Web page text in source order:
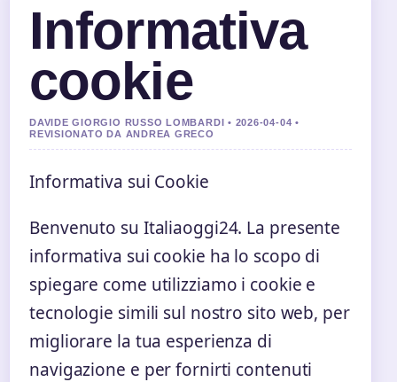
Informativa
cookie
DAVIDE GIORGIO RUSSO LOMBARDI • 2026-04-04 •
REVISIONATO DA ANDREA GRECO
Informativa sui Cookie
Benvenuto su Italiaoggi24. La presente
informativa sui cookie ha lo scopo di
spiegare come utilizziamo i cookie e
tecnologie simili sul nostro sito web, per
migliorare la tua esperienza di
navigazione e per fornirti contenuti